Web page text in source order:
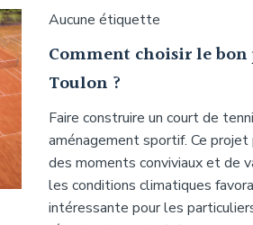
Aucune étiquette
Comment choisir le
Toulon ?
Faire construire un court de
aménagement sportif. Ce
des moments conviviaux et de
les conditions climatiques
intéressante pour les